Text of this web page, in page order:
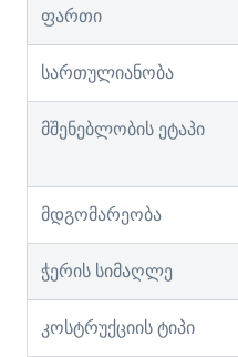
ფართი
სართულიანობა
მშენებლობის ეტაპი
მდგომარეობა
ჭერის სიმაღლე
კოსტრუქციის ტიპი